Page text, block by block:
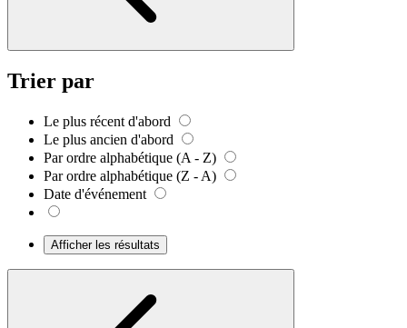
Trier par
Le plus récent d'abord
Le plus ancien d'abord
Par ordre alphabétique (A - Z)
Par ordre alphabétique (Z - A)
Date d'événement
Afficher les résultats